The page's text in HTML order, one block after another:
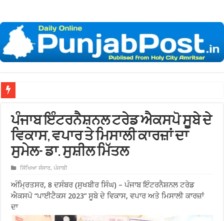
ਪੰਜਾਬ ਇੰਟਰਨੈਸ਼ਨਲ ਟਰੇਡ ਐਕਸਪੋ ਸੂਬੇ ਦੇ
ਵਿਕਾਸ, ਵਪਾਰ ਤੇ ਮਿਸਾਲੀ ਕਾਰਜ਼ਾਂ ਦਾ
ਸੁਮੇਲ- ਡਾ. ਸੁਸ਼ੀਲ ਮਿੱਤਲ
ਸਿੱਖਿਆ ਸੰਸਾਰ,ਪੰਜਾਬੀ
ਅੰਮ੍ਰਿਤਸਰ, 8 ਦਸੰਬਰ (ਸੁਖਬੀਰ ਸਿੰਘ) – ਪੰਜਾਬ ਇੰਟਰਨੈਸ਼ਨਲ ਟਰੇਡ
ਐਕਸਪੋ “ਪਾਈਟੈਕਸ 2023” ਸੂਬੇ ਦੇ ਵਿਕਾਸ, ਵਪਾਰ ਅਤੇ ਮਿਸਾਲੀ ਕਾਰਜ਼ਾਂ
ਦਾ